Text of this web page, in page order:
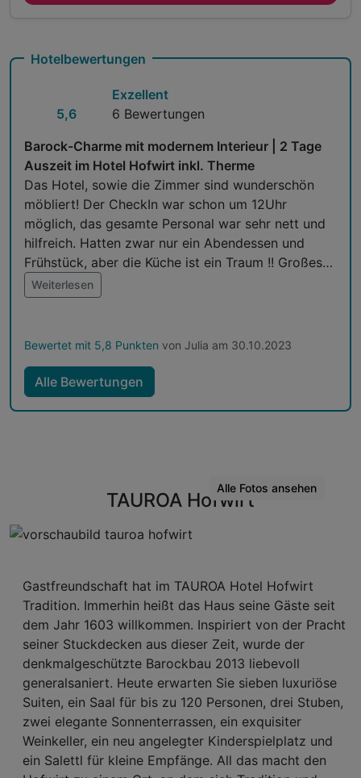
inkl. Parkplatz, W-Lan
inkl. Murau Murtal Gästecard*
Hotelbewertungen
5,6
Exzellent
6 Bewertungen
Barock-Charme mit modernem Interieur | 2 Tage
Auszeit im Hotel Hofwirt inkl. Therme
Das Hotel, sowie die Zimmer sind wunderschön
möbliert! Der CheckIn war schon um 12Uhr
möglich, das gesamte Personal war sehr nett und
hilfreich. Hatten zwar nur ein Abendessen und
Frühstück, aber die Küche ist ein Traum !! Großes
Lob an Personal, Einrichter und den Koch 👍🤩 Wir
kommen gerne wieder
Weiterlesen
Bewertet mit 5,8 Punkten von Julia am 30.10.2023
Alle Bewertungen
TAUROA Hofwirt
Alle Fotos ansehen
Gastfreundschaft hat im TAUROA Hotel Hofwirt
Tradition. Immerhin heißt das Haus seine Gäste seit
dem Jahr 1603 willkommen. Inspiriert von der Pracht
seiner Stuckdecken aus dieser Zeit, wurde der
denkmalgeschützte Barockbau 2013 liebevoll
generalsaniert. Heute erwarten Sie sieben luxuriöse
Suiten, ein Saal für bis zu 120 Personen, drei Stuben,
zwei elegante Sonnenterrassen, ein exquisiter
Weinkeller, ein neu angelegter Kinderspielplatz und
ein Salettl für kleine Empfänge. All das macht den